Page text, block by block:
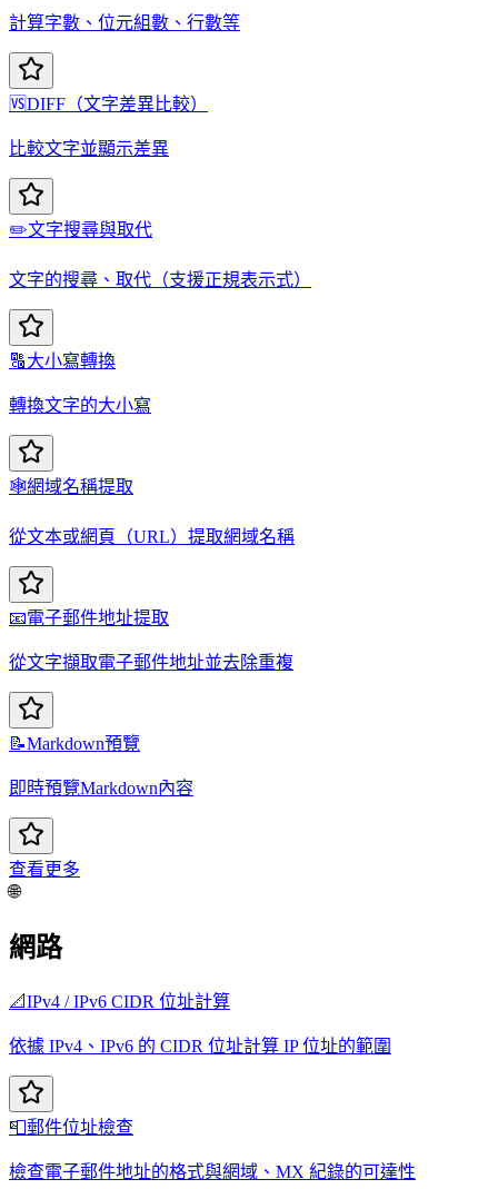
計算字數、位元組數、行數等
🆚DIFF（文字差異比較）
比較文字並顯示差異
✏️文字搜尋與取代
文字的搜尋、取代（支援正規表示式）
🔠大小寫轉換
轉換文字的大小寫
🕸️網域名稱提取
從文本或網頁（URL）提取網域名稱
📧電子郵件地址提取
從文字擷取電子郵件地址並去除重複
📝Markdown預覽
即時預覽Markdown內容
查看更多
🌐
網路
📐IPv4 / IPv6 CIDR 位址計算
依據 IPv4、IPv6 的 CIDR 位址計算 IP 位址的範圍
📮郵件位址檢查
檢查電子郵件地址的格式與網域、MX 紀錄的可達性